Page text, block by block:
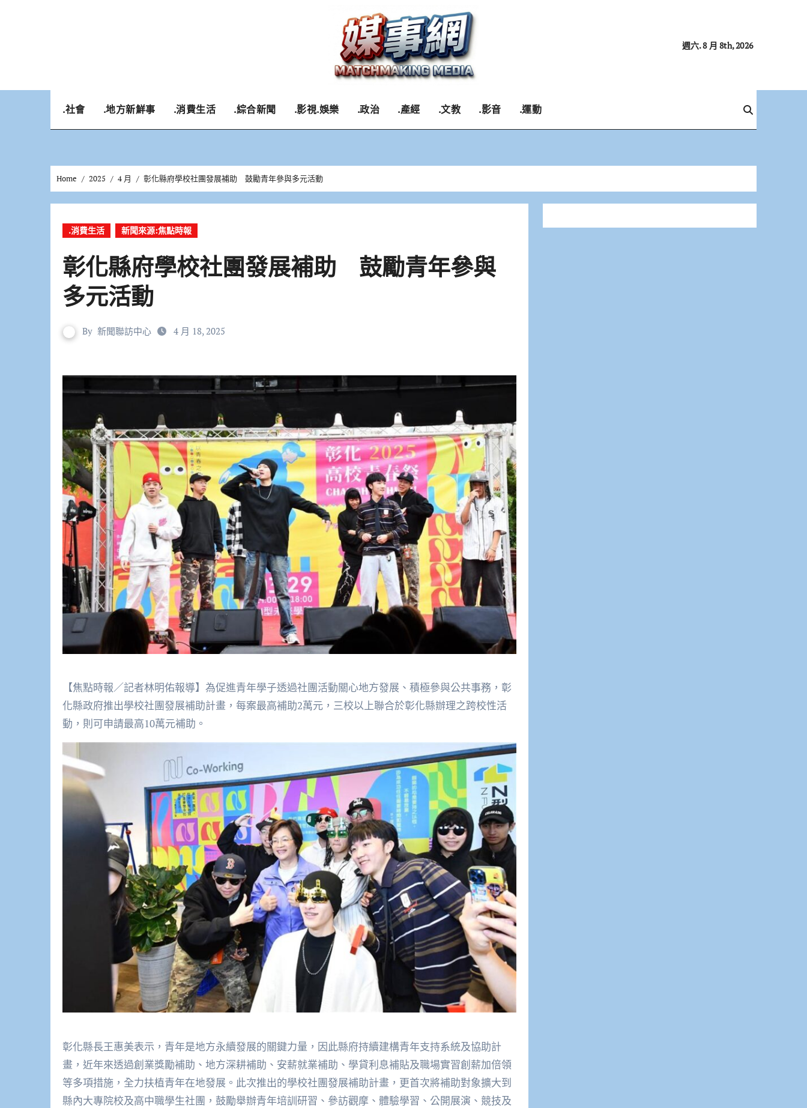
週六. 8 月 8th, 2026
.社會 .地方新鮮事 .消費生活 .綜合新聞 .影視.娛樂 .政治 .產經 .文教 .影音 .運動
Home 2025 4 月 彰化縣府學校社團發展補助 鼓勵青年參與多元活動
.消費生活 新聞來源:焦點時報
彰化縣府學校社團發展補助 鼓勵青年參與
多元活動
By 新聞聯訪中心 4 月 18, 2025
【焦點時報／記者林明佑報導】為促進青年學子透過社團活動關心地方發展、積極參與公共事務，彰
化縣政府推出學校社團發展補助計畫，每案最高補助2萬元，三校以上聯合於彰化縣辦理之跨校性活
動，則可申請最高10萬元補助。
彰化縣長王惠美表示，青年是地方永續發展的關鍵力量，因此縣府持續建構青年支持系統及協助計
畫，近年來透過創業獎勵補助、地方深耕補助、安薪就業補助、學貸利息補貼及職場實習創薪加倍領
等多項措施，全力扶植青年在地發展。此次推出的學校社團發展補助計畫，更首次將補助對象擴大到
縣內大專院校及高中職學生社團，鼓勵舉辦青年培訓研習、參訪觀摩、體驗學習、公開展演、競技及